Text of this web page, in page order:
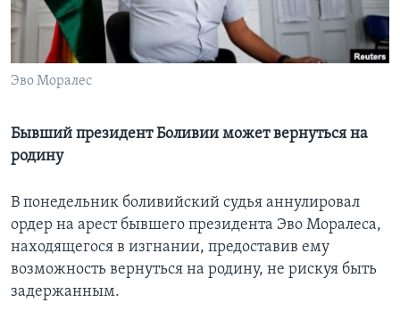
Learning English
СОЦИАЛЬНЫЕ СЕТИ
Языки
Эво Моралес
Бывший президент Боливии может вернуться на
родину
В понедельник боливийский судья аннулировал
ордер на арест бывшего президента Эво Моралеса,
находящегося в изгнании, предоставив ему
возможность вернуться на родину, не рискуя быть
задержанным.